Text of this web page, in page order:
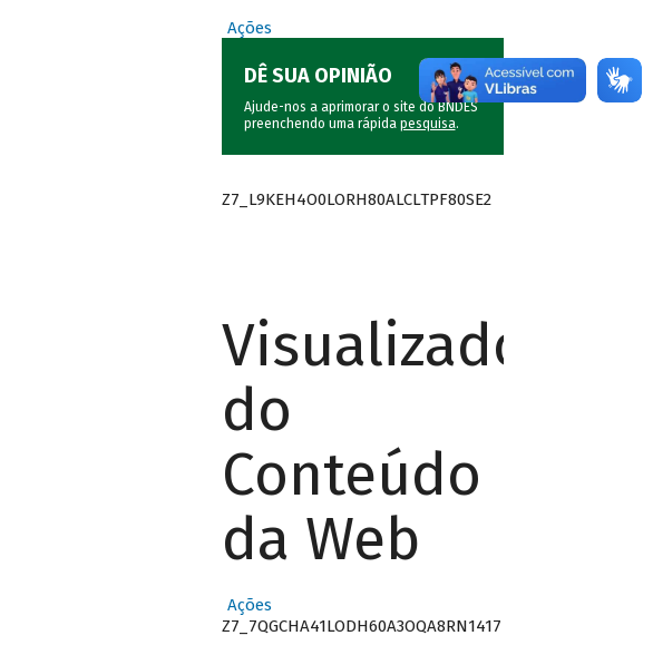
Ações
DÊ SUA OPINIÃO
Ajude-nos a aprimorar o site do BNDES
preenchendo uma rápida pesquisa.
Z7_L9KEH4O0LORH80ALCLTPF80SE2
Visualizador
do
Conteúdo
da Web
Ações
Z7_7QGCHA41LODH60A3OQA8RN1417